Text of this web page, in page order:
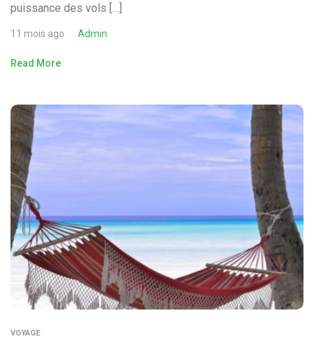
puissance des vols […]
11 mois ago Admin
Read More
VOYAGE